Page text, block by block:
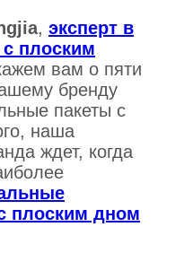
, эксперт в
с плоским
вам о пяти
бренду
пакеты с
наша
ждет, когда
плоским дном